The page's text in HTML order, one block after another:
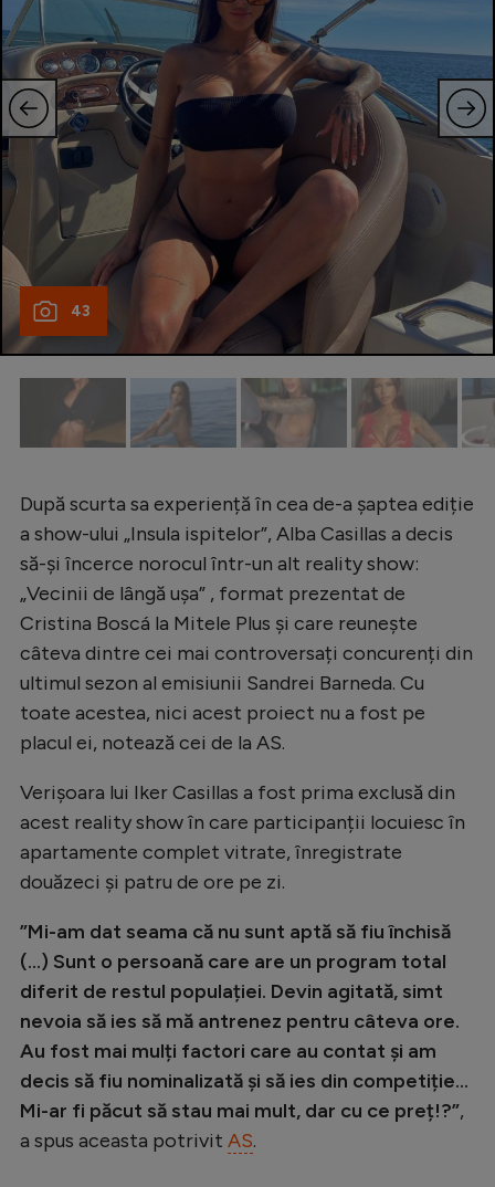
Rugby
Ciclism
Alte sporturi
JO 2024
JO 2026
Intră în cont
Creează cont
43
După scurta sa experiență în cea de-a șaptea ediție
a show-ului „Insula ispitelor”, Alba Casillas a decis
să-și încerce norocul într-un alt reality show:
„Vecinii de lângă ușa” , format prezentat de
Cristina Boscá la Mitele Plus și care reunește
câteva dintre cei mai controversați concurenți din
ultimul sezon al emisiunii Sandrei Barneda. Cu
toate acestea, nici acest proiect nu a fost pe
placul ei, notează cei de la AS.
Verișoara lui Iker Casillas a fost prima exclusă din
acest reality show în care participanții locuiesc în
apartamente complet vitrate, înregistrate
douăzeci și patru de ore pe zi.
”Mi-am dat seama că nu sunt aptă să fiu închisă
(...) Sunt o persoană care are un program total
diferit de restul populației. Devin agitată, simt
nevoia să ies să mă antrenez pentru câteva ore.
Au fost mai mulți factori care au contat și am
decis să fiu nominalizată și să ies din competiție...
Mi-ar fi păcut să stau mai mult, dar cu ce preț!?”,
a spus aceasta potrivit AS.